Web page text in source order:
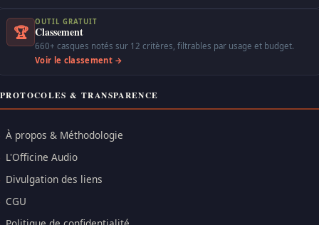
🏆
OUTIL GRATUIT
Classement
660+ casques notés sur 12 critères, filtrables par usage et budget.
Voir le classement →
PROTOCOLES & TRANSPARENCE
À propos & Méthodologie
L'Officine Audio
Divulgation des liens
CGU